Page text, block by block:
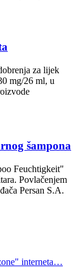
za lijek
mg/26 ml, u
šampona
Feuchtigkeit"
Povlačenjem
Persan S.A.
interneta…